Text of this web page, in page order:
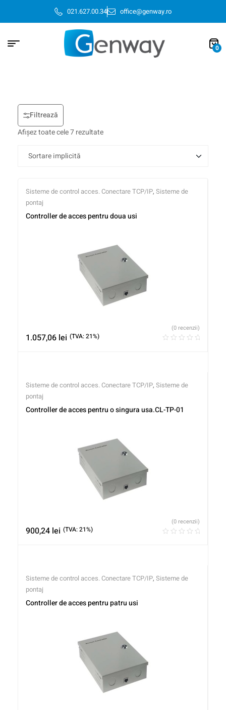
021.627.00.34 office@genway.ro
0
Filtrează
Afișez toate cele 7 rezultate
Sisteme de control acces. Conectare TCP/IP, Sisteme de
pontaj
Controller de acces pentru doua usi
1.057,06 lei (TVA: 21%)
(0 recenzii)
Sisteme de control acces. Conectare TCP/IP, Sisteme de
pontaj
Controller de acces pentru o singura usa.CL-TP-01
900,24 lei (TVA: 21%)
(0 recenzii)
Sisteme de control acces. Conectare TCP/IP, Sisteme de
pontaj
Controller de acces pentru patru usi